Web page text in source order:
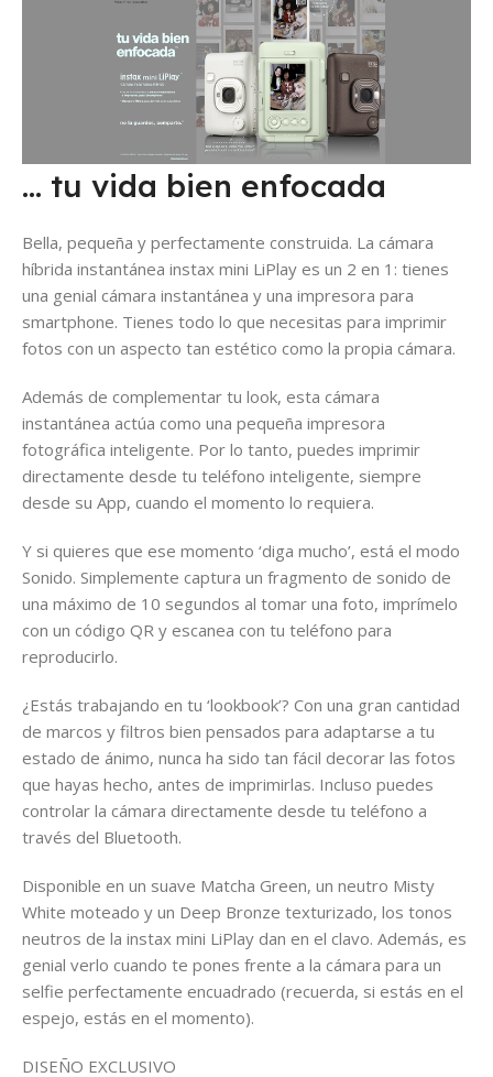
… tu vida bien enfocada
Bella, pequeña y perfectamente construida. La cámara
híbrida instantánea instax mini LiPlay es un 2 en 1: tienes
una genial cámara instantánea y una impresora para
smartphone. Tienes todo lo que necesitas para imprimir
fotos con un aspecto tan estético como la propia cámara.
Además de complementar tu look, esta cámara
instantánea actúa como una pequeña impresora
fotográfica inteligente. Por lo tanto, puedes imprimir
directamente desde tu teléfono inteligente, siempre
desde su App, cuando el momento lo requiera.
Y si quieres que ese momento ‘diga mucho’, está el modo
Sonido. Simplemente captura un fragmento de sonido de
una máximo de 10 segundos al tomar una foto, imprímelo
con un código QR y escanea con tu teléfono para
reproducirlo.
¿Estás trabajando en tu ‘lookbook’? Con una gran cantidad
de marcos y filtros bien pensados para adaptarse a tu
estado de ánimo, nunca ha sido tan fácil decorar las fotos
que hayas hecho, antes de imprimirlas. Incluso puedes
controlar la cámara directamente desde tu teléfono a
través del Bluetooth.
Disponible en un suave Matcha Green, un neutro Misty
White moteado y un Deep Bronze texturizado, los tonos
neutros de la instax mini LiPlay dan en el clavo. Además, es
genial verlo cuando te pones frente a la cámara para un
selfie perfectamente encuadrado (recuerda, si estás en el
espejo, estás en el momento).
DISEÑO EXCLUSIVO